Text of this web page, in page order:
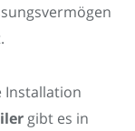
Installation
gibt es in